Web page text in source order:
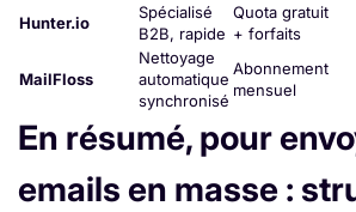
Hunter.io
Spécialisé
B2B, rapide
Quota gratuit
+ forfaits
MailFloss
Nettoyage
automatique
synchronisé
Abonnement
mensuel
En résumé, pour
emails en masse :